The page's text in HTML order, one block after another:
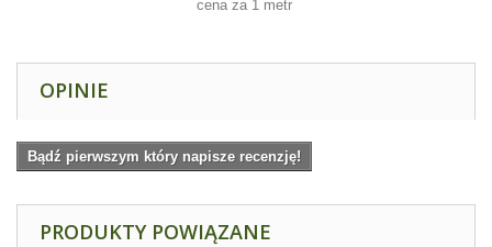
cena za 1 metr
OPINIE
Bądź pierwszym który napisze recenzję!
PRODUKTY POWIĄZANE